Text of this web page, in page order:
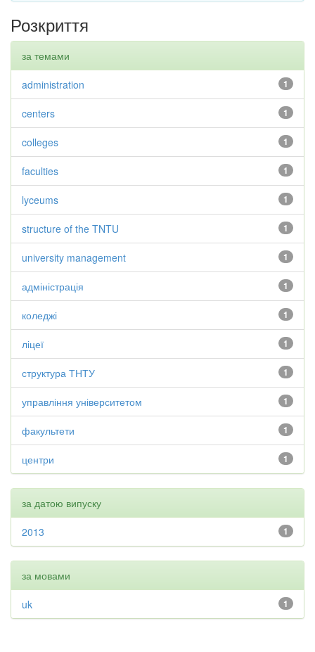
Розкриття
за темами
1
administration
1
centers
1
colleges
1
faculties
1
lyceums
1
structure of the TNTU
1
university management
1
адміністрація
1
коледжі
1
ліцеї
1
структура ТНТУ
1
управління університетом
1
факультети
1
центри
за датою випуску
1
2013
за мовами
1
uk